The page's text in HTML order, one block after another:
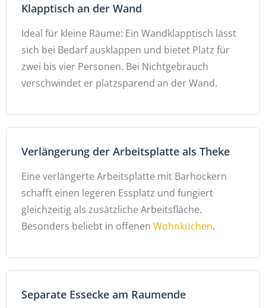
Klapptisch an der Wand
Ideal für kleine Räume: Ein Wandklapptisch lässt
sich bei Bedarf ausklappen und bietet Platz für
zwei bis vier Personen. Bei Nichtgebrauch
verschwindet er platzsparend an der Wand.
Verlängerung der Arbeitsplatte als Theke
Eine verlängerte Arbeitsplatte mit Barhockern
schafft einen legeren Essplatz und fungiert
gleichzeitig als zusätzliche Arbeitsfläche.
Besonders beliebt in offenen Wohnküchen.
Separate Essecke am Raumende